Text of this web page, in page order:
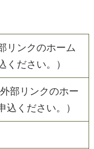
リンクのホーム
ください。）
部リンクのホー
込ください。）